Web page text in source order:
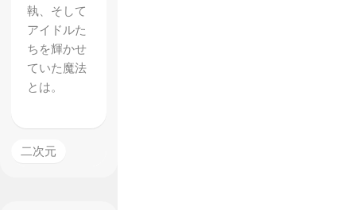
執、そして
アイドルた
ちを輝かせ
ていた魔法
とは。
二次元
【デレ
ステ】